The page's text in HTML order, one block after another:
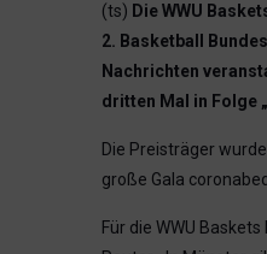
(ts) Die WWU
2. Basketball
Nachrichten
dritten Mal in Folge
Die Preisträger
große Gala
Für die WWU